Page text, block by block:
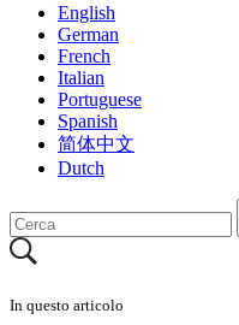
English
German
French
Italian
Portuguese
Spanish
简体中文
Dutch
In questo articolo